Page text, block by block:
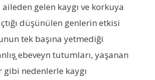
gelen kaygı ve korkuya
düşünülen genlerin etkisi
tek başına yetmediği
ebeveyn tutumları, yaşanan
gibi nedenlerle kaygı